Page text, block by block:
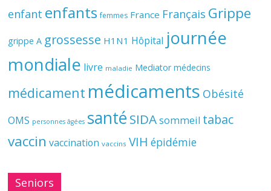
enfant enfants femmes France Français Grippe
grippe A grossesse H1N1 Hôpital journée
mondiale livre maladie Mediator médecins
médicament médicaments Obésité
OMS personnes âgées santé SIDAsommeil tabac
vaccin vaccination vaccins VIH épidémie
Seniors